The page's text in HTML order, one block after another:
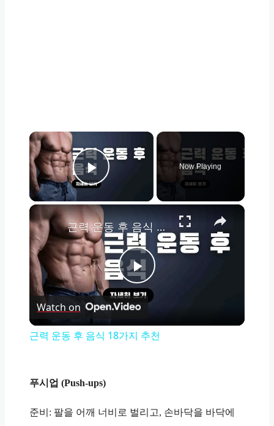
Play Video
Now Playing
Play
Video
근력 운동 후 음식 18가지 추천
Watch on
근력 운동 후 음식 18가지 추천
푸시업 (Push-ups)
준비: 팔을 어깨 너비로 벌리고, 손바닥을 바닥에